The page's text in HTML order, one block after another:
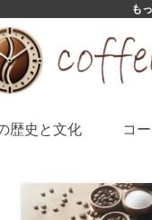
も
歴史と文化 コ